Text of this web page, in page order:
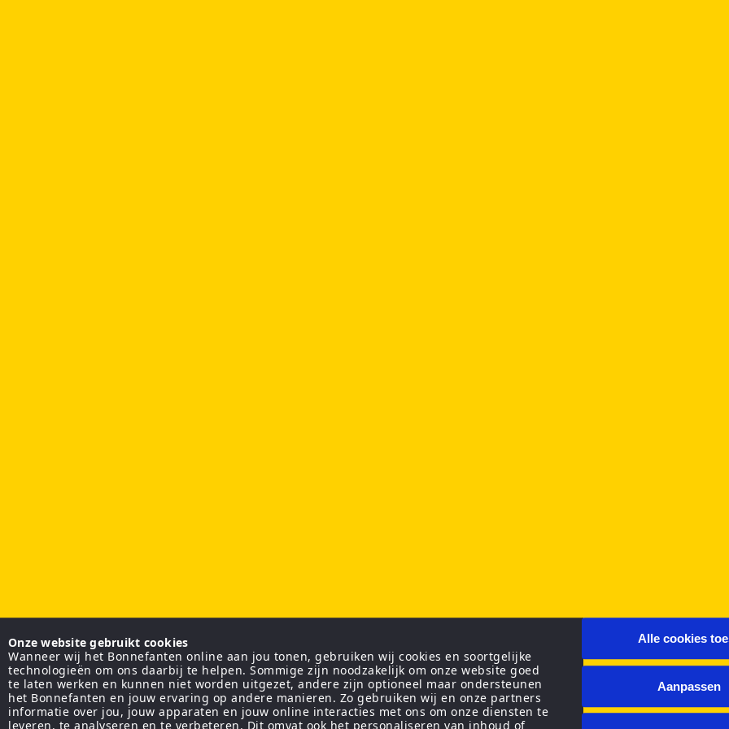
Onze website gebruikt cookies
Wanneer wij het Bonnefanten online aan jou tonen, gebruiken wij cookies en soortgelijke
technologieën om ons daarbij te helpen. Sommige zijn noodzakelijk om onze website goed
te laten werken en kunnen niet worden uitgezet, andere zijn optioneel maar ondersteunen
het Bonnefanten en jouw ervaring op andere manieren. Zo gebruiken wij en onze partners
informatie over jou, jouw apparaten en jouw online interacties met ons om onze diensten te
leveren, te analyseren en te verbeteren. Dit omvat ook het personaliseren van inhoud of
Alle cookies
Aanpassen